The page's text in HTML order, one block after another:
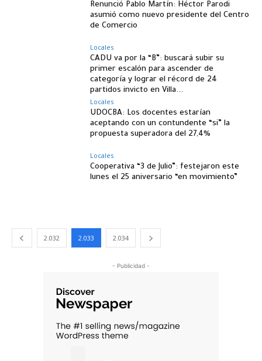
Renunció Pablo Martín: Héctor Parodi
asumió como nuevo presidente del Centro
de Comercio
Locales
CADU va por la “B”: buscará subir su
primer escalón para ascender de
categoría y lograr el récord de 24
partidos invicto en Villa...
Locales
UDOCBA: Los docentes estarían
aceptando con un contundente “si” la
propuesta superadora del 27,4%
Locales
Cooperativa “3 de Julio”: festejaron este
lunes el 25 aniversario “en movimiento”
2.032 2.033 2.034
- Publicidad -